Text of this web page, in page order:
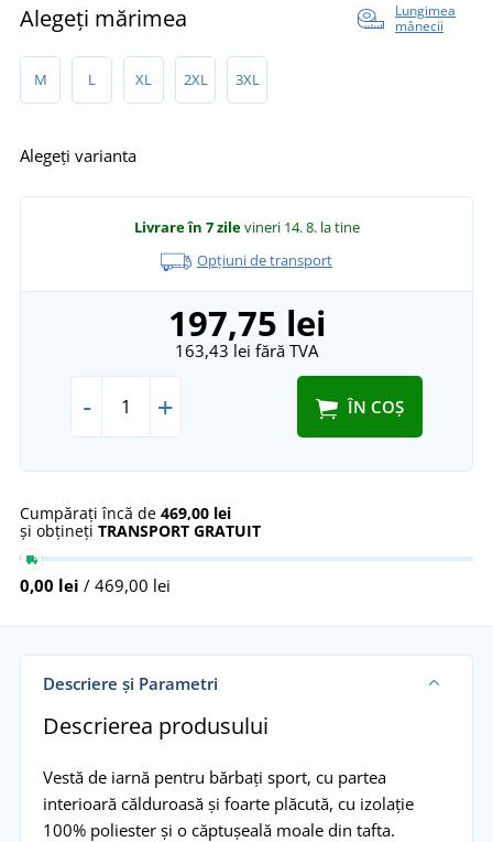
Alegeți mărimea
Lungimea
mânecii
M L XL 2XL 3XL
Alegeți varianta
Livrare în 7 zilevineri 14. 8. la tine
Opțiuni de transport
197,75 lei
163,43 lei fără TVA
- + ÎN COȘ
Cumpărați încă de 469,00 lei
și obțineți TRANSPORT GRATUIT
0,00 lei / 469,00 lei
Descriere și Parametri
Descrierea produsului
Vestă de iarnă pentru bărbați sport, cu partea
interioară călduroasă și foarte plăcută, cu izolație
100% poliester și o căptușeală moale din tafta.